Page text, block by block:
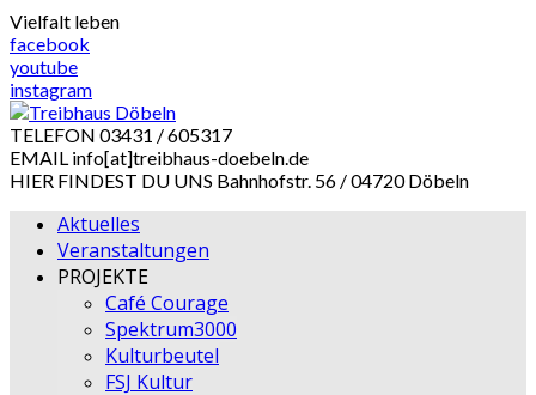
Skip
to
content
Vielfalt leben
facebook
youtube
instagram
TELEFON 03431 / 605317
EMAIL info[at]treibhaus-doebeln.de
HIER FINDEST DU UNS Bahnhofstr. 56 / 04720 Döbeln
Aktuelles
Veranstaltungen
PROJEKTE
Café Courage
Spektrum3000
Kulturbeutel
FSJ Kultur